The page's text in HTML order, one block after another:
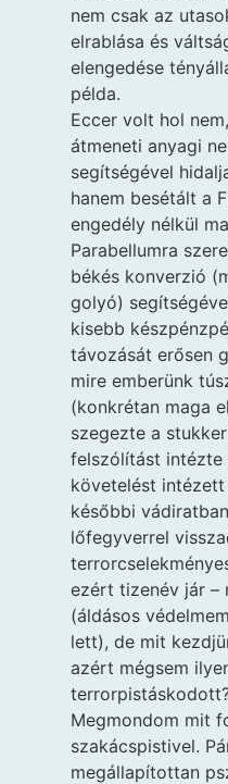
nem csak az
elrablása és
elengedése
példa.
Eccer volt hol
átmeneti anyagi
segítségével
hanem besétált a
engedély nélkül
Parabellumra
békés konverzió
golyó)
kisebb
távozását erősen
mire emberünk
(konkrétan maga
szegezte a
felszólítást intézte
követelést
későbbi
lőfegyverrel
ezért tizenév jár –
(áldásos
lett), de mit
azért mégsem
Megmondom mit
szakácspistivel.
megállapítottan